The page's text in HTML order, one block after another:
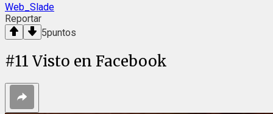
Web_Slade
Reportar
5puntos
#11 Visto en Facebook